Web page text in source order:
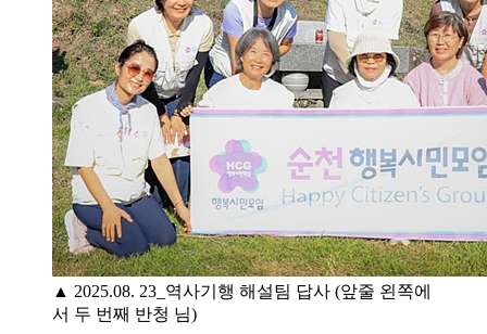
▲ 2025.08. 23_역사기행 해설팀 답사 (앞줄 왼쪽에
서 두 번째 반청 님)